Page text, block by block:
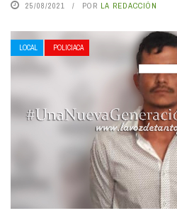
25/08/2021 POR LA REDACCIÓN
LOCAL POLICIACA